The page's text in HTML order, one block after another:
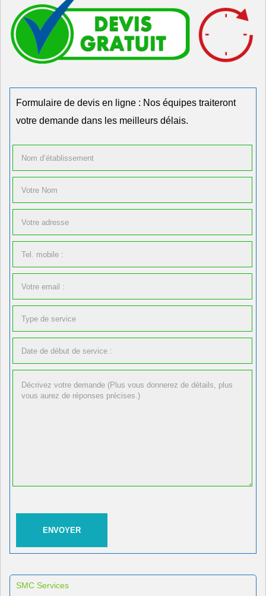
Formulaire de devis en ligne : Nos équipes traiteront
votre demande dans les meilleurs délais.
SMC Services